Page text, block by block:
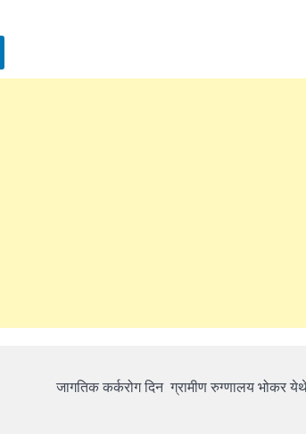
जागतिक कर्करोग दिन ग्रामीण रुग्णालय भोकर